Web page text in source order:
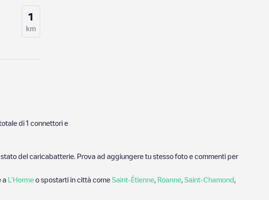
1
km
di 1 connettori e
del caricabatterie. Prova ad aggiungere tu stesso foto e commenti per
a L'Horme o spostarti in città come Saint-Étienne Roanne Saint-Chamond